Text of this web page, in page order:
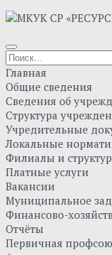
Главная
Общие сведения
Сведения об
Структура
Учредительные
Локальные
Филиалы и
Платные услуги
Вакансии
Муниципальное
Финансово-
Отчёты
Первичная